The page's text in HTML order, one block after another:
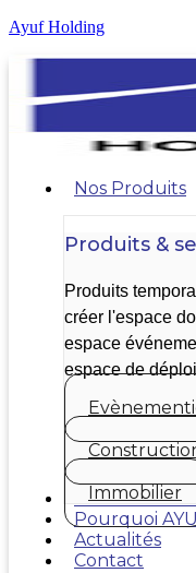
Ayuf Holding
Nos Produits
Produits &
Produits
créer l'espace
espace
espace de
Immobilier
Nos réalisations
Pourquoi
Actualités
Contact